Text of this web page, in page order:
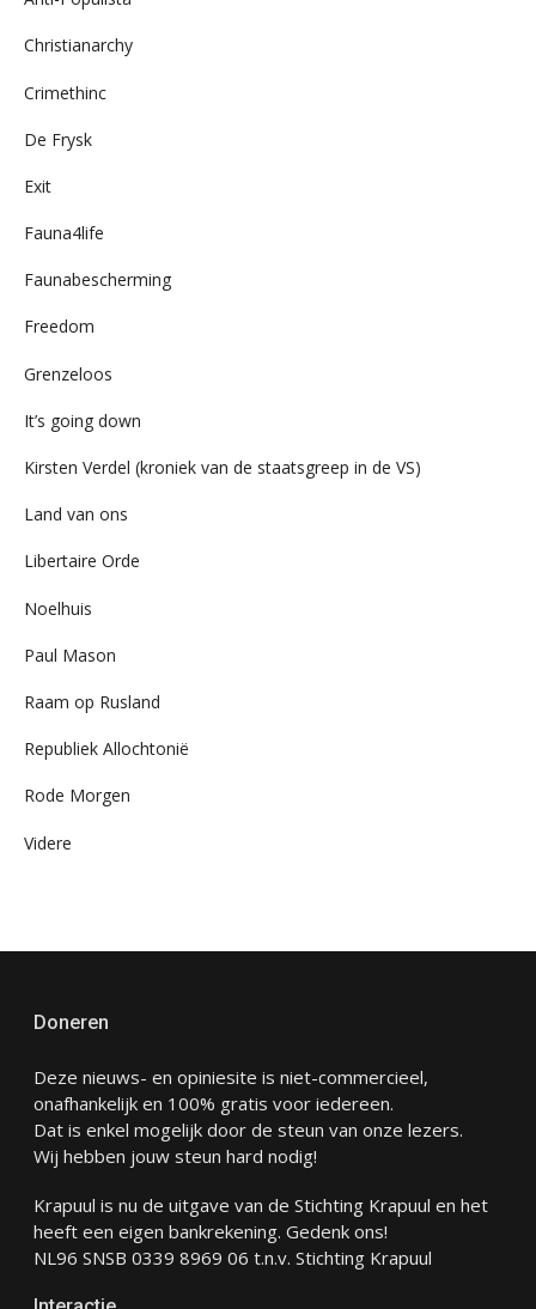
Christianarchy
Crimethinc
De Frysk
Exit
Fauna4life
Faunabescherming
Freedom
Grenzeloos
It’s going down
Kirsten Verdel (kroniek van de staatsgreep in de VS)
Land van ons
Libertaire Orde
Noelhuis
Paul Mason
Raam op Rusland
Republiek Allochtonië
Rode Morgen
Videre
Doneren
Deze nieuws- en opiniesite is niet-commercieel,
onafhankelijk en 100% gratis voor iedereen.
Dat is enkel mogelijk door de steun van onze lezers.
Wij hebben jouw steun hard nodig!
Krapuul is nu de uitgave van de Stichting Krapuul en het
heeft een eigen bankrekening. Gedenk ons!
NL96 SNSB 0339 8969 06 t.n.v. Stichting Krapuul